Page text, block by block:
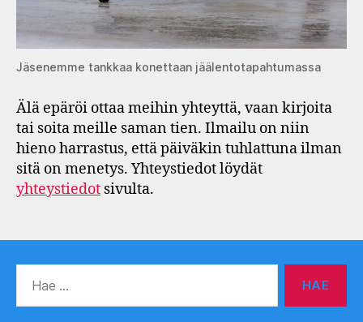
Jäsenemme tankkaa konettaan jäälentotapahtumassa
Älä epäröi ottaa meihin yhteyttä, vaan kirjoita
tai soita meille saman tien. Ilmailu on niin
hieno harrastus, että päiväkin tuhlattuna ilman
sitä on menetys. Yhteystiedot löydät
yhteystiedot sivulta.